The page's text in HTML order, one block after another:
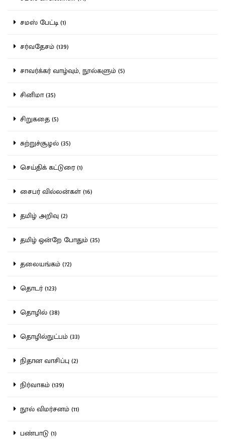
சமஸ் பேட்டி (1)
சர்வதேசம் (139)
சாவர்க்கர் வாழ்வும், நூல்களும் (5)
சினிமா (35)
சிறுகதை (5)
சுற்றுச்சூழல் (35)
செய்திக் கட்டுரை (1)
சைபர் வில்லன்கள் (16)
தமிழ் அறிவு (2)
தமிழ் ஒன்றே போதும் (35)
தலையங்கம் (72)
தொடர் (123)
தொழில் (38)
தொழில்நுட்பம் (33)
நிதான வாசிப்பு (2)
நிர்வாகம் (139)
நூல் விமர்சனம் (11)
பண்பாடு (1)